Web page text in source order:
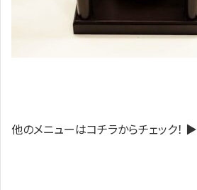
他のメニューはコチラからチェック！ ▶️